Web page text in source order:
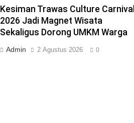
Kesiman Trawas Culture Carnival
2026 Jadi Magnet Wisata
Sekaligus Dorong UMKM Warga
Admin 2 Agustus 2026 0